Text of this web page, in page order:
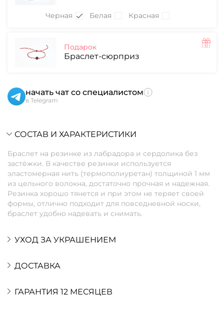
Черная Белая Красная
Подарок
Браслет-сюрприз
начать чат со специалистом
в Telegram
СОСТАВ И ХАРАКТЕРИСТИКИ
Браслет на резинке из лабрадора и сердолика без
застёжки. В качестве резинки используется
эластомерная нить (термополиуретан) толщиной 1 мм
из цельного волокна, достаточно прочная и надежная.
Резинка хорошо тянется и при этом не теряет своей
формы, отлично подходит для повседневной носки,
браслет удобно надевать и снимать.
УХОД ЗА УКРАШЕНИЕМ
ДОСТАВКА
ГАРАНТИЯ 12 МЕСЯЦЕВ